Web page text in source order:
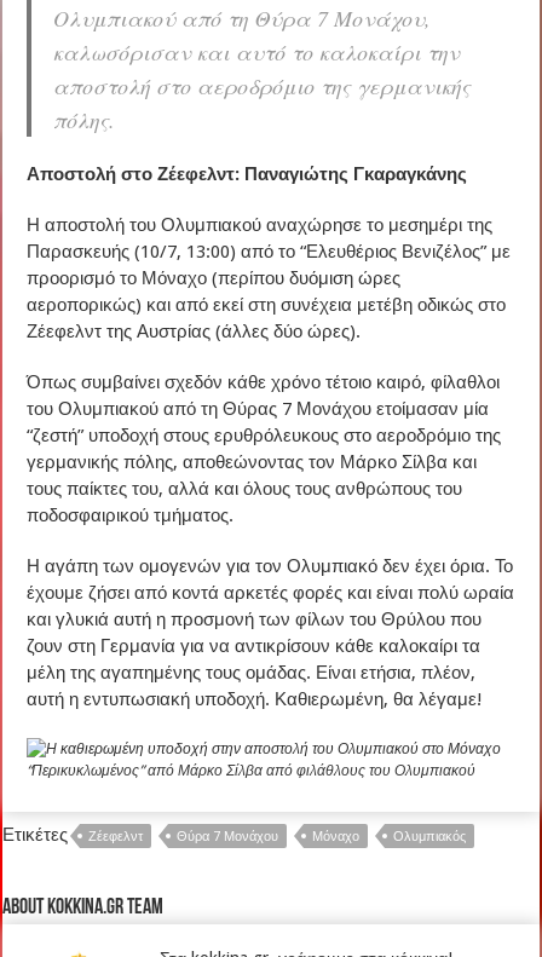
Ολυμπιακού από τη Θύρα 7 Μονάχου,
καλωσόρισαν και αυτό το καλοκαίρι την
αποστολή στο αεροδρόμιο της γερμανικής
πόλης.
Αποστολή στο Ζέεφελντ: Παναγιώτης Γκαραγκάνης
Η αποστολή του Ολυμπιακού αναχώρησε το μεσημέρι της
Παρασκευής (10/7, 13:00) από το “Ελευθέριος Βενιζέλος” με
προορισμό το Μόναχο (περίπου δυόμιση ώρες
αεροπορικώς) και από εκεί στη συνέχεια μετέβη οδικώς στο
Ζέεφελντ της Αυστρίας (άλλες δύο ώρες).
Όπως συμβαίνει σχεδόν κάθε χρόνο τέτοιο καιρό, φίλαθλοι
του Ολυμπιακού από τη Θύρας 7 Μονάχου ετοίμασαν μία
“ζεστή” υποδοχή στους ερυθρόλευκους στο αεροδρόμιο της
γερμανικής πόλης, αποθεώνοντας τον Μάρκο Σίλβα και
τους παίκτες του, αλλά και όλους τους ανθρώπους του
ποδοσφαιρικού τμήματος.
Η αγάπη των ομογενών για τον Ολυμπιακό δεν έχει όρια. Το
έχουμε ζήσει από κοντά αρκετές φορές και είναι πολύ ωραία
και γλυκιά αυτή η προσμονή των φίλων του Θρύλου που
ζουν στη Γερμανία για να αντικρίσουν κάθε καλοκαίρι τα
μέλη της αγαπημένης τους ομάδας. Είναι ετήσια, πλέον,
αυτή η εντυπωσιακή υποδοχή. Καθιερωμένη, θα λέγαμε!
“Περικυκλωμένος” από Μάρκο Σίλβα από φιλάθλους του Ολυμπιακού
Ετικέτες Ζέεφελντ Θύρα 7 Μονάχου Μόναχο Ολυμπιακός
About kokkina.gr TEAM